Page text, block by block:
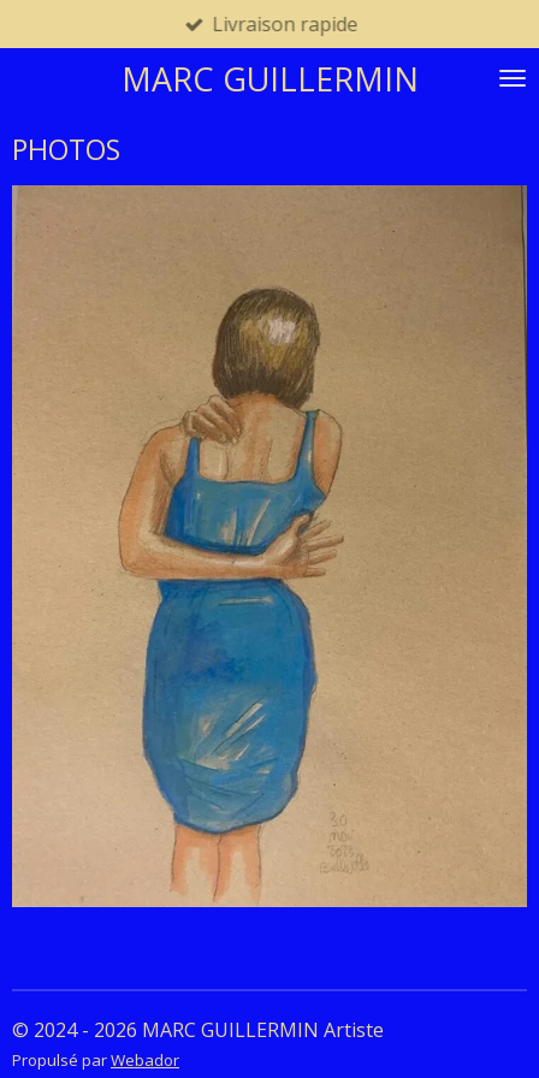
au
MARC GUILLERMIN
Livraison rapide
PHOTOS
© 2024 - 2026 MARC GUILLERMIN Artiste
Propulsé parWebador